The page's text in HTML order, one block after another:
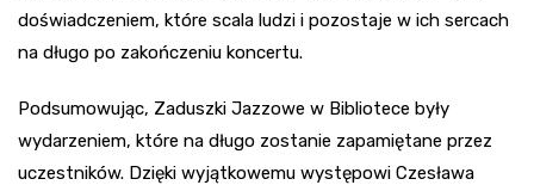
doświadczeniem, które scala ludzi i pozostaje w ich sercach
na długo po zakończeniu koncertu.
Podsumowując, Zaduszki Jazzowe w Bibliotece były
wydarzeniem, które na długo zostanie zapamiętane przez
uczestników. Dzięki wyjątkowemu występowi Czesława